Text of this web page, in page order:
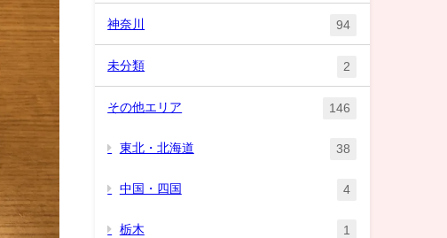
神奈川 94
未分類 2
その他エリア 146
東北・北海道 38
中国・四国 4
栃木 1